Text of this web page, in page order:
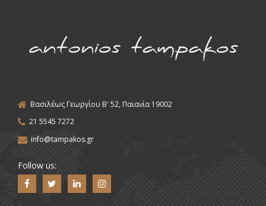
Βασιλέως Γεωργίου Β' 52, Παιανία 19002
21 5545 7272
info@tampakos.gr
Follow us: